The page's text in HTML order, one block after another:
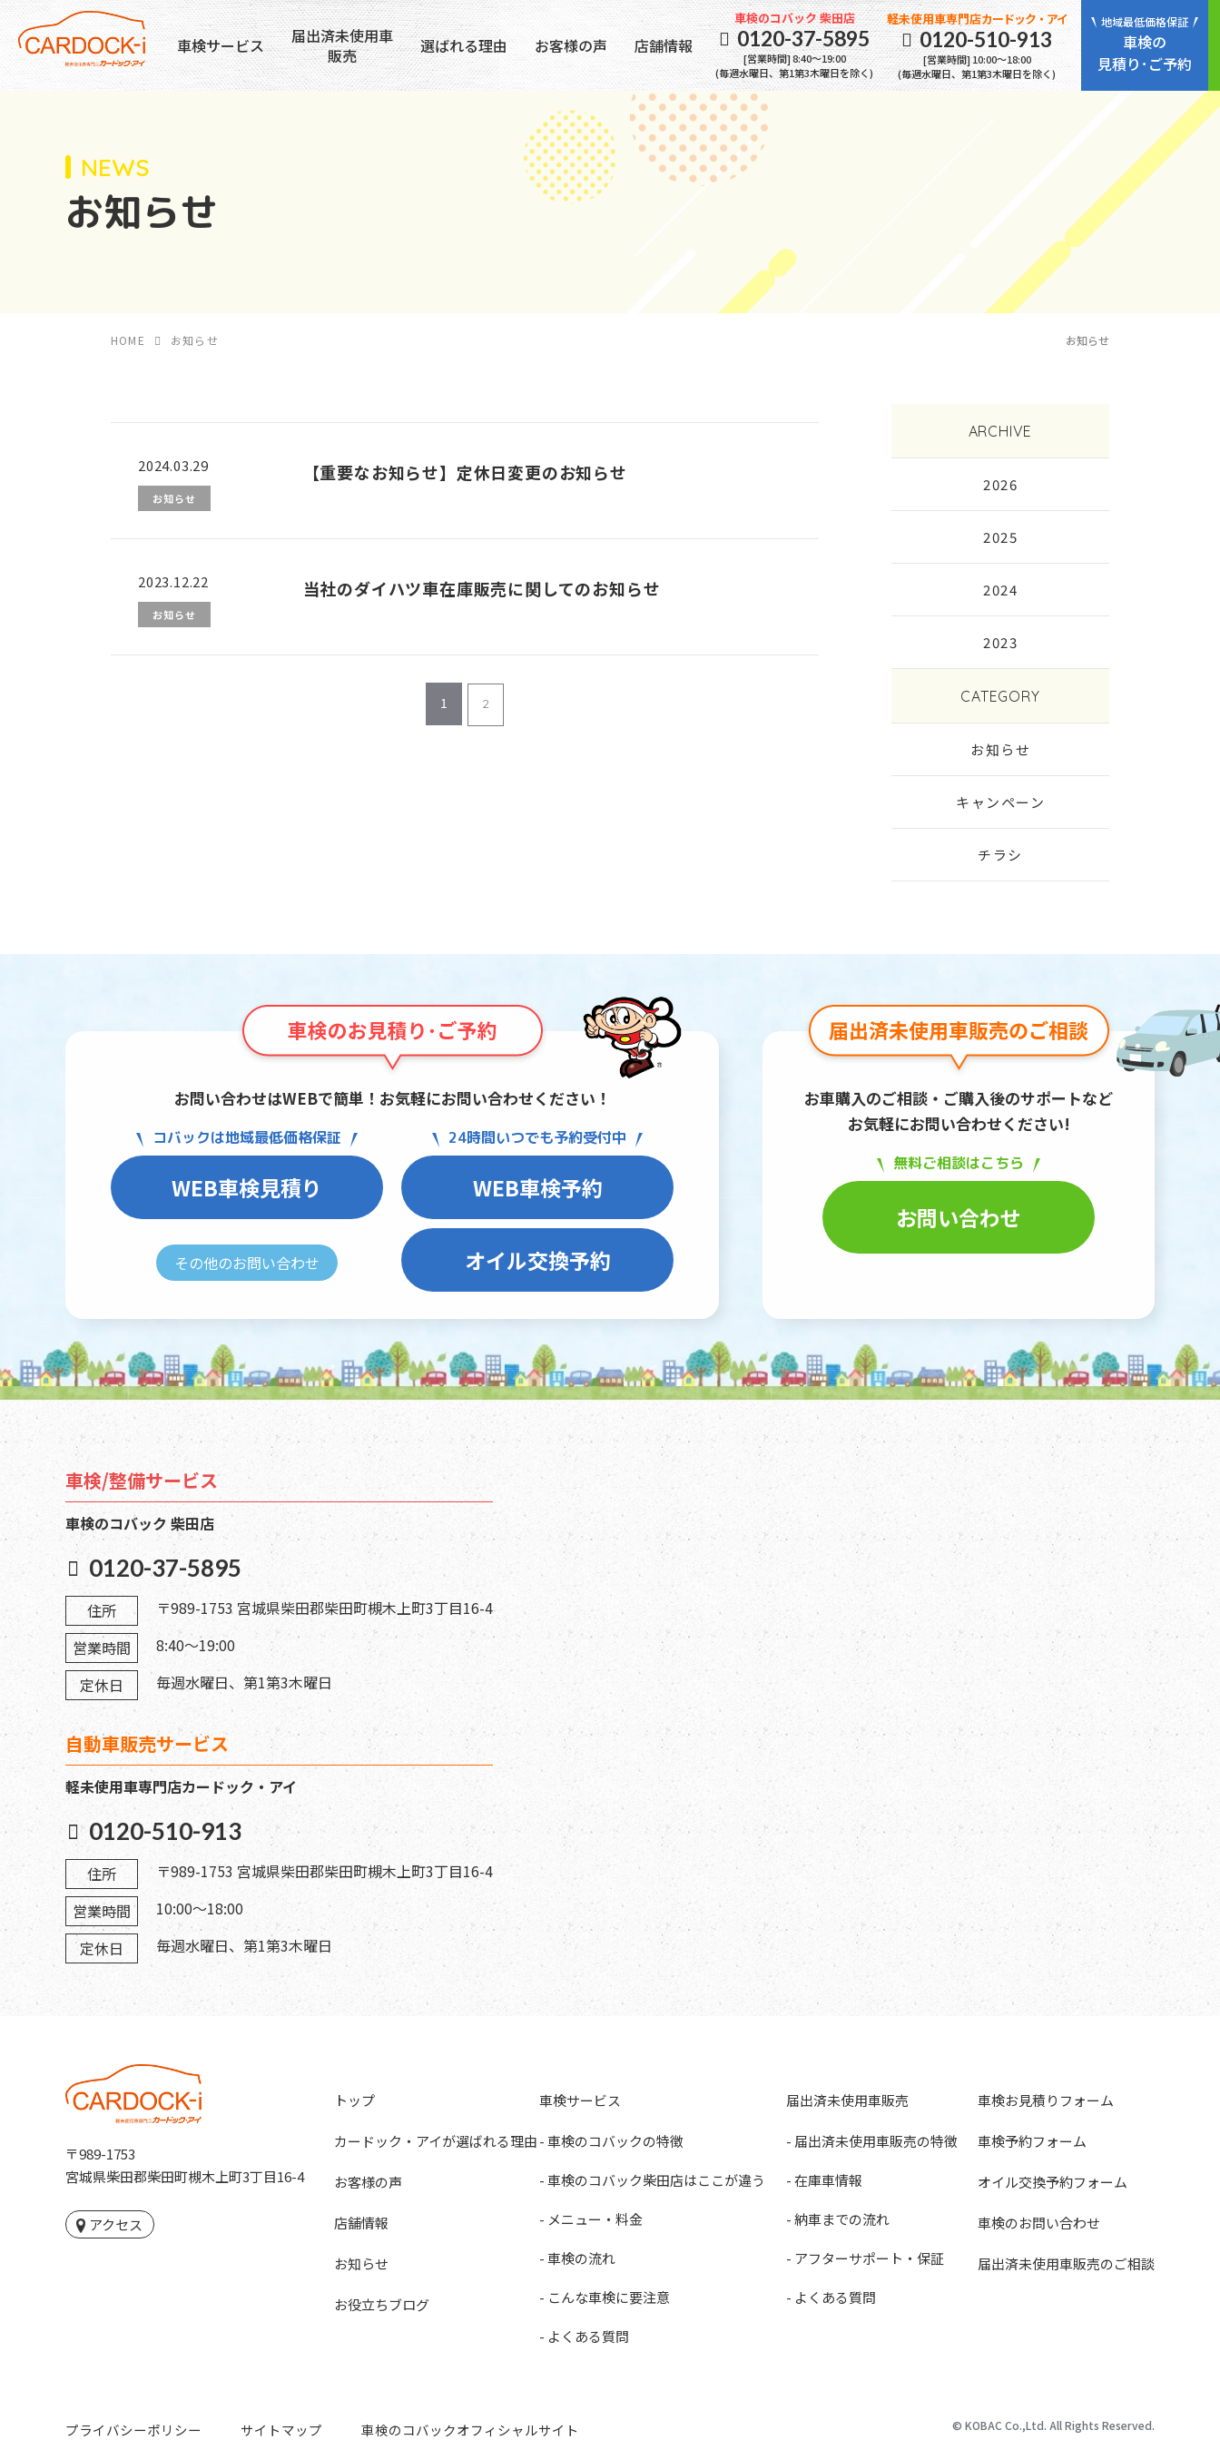
車検サービス
よくある質問
届出済未使用車
販売
アフターサポート・保証 よくある質問
選ばれる理由 お客様の声 店舗情報
車検のコバック 柴田店
0120-37-5895
[営業時間] 8:40～19:00
(毎週水曜日、第1第3木曜日を除く)
軽未使用車専門店カードック・アイ
0120-510-913
[営業時間] 10:00～18:00
(毎週水曜日、第1第3木曜日を除く)
地域最低価格保証
車検の
見積り･ご予約
お知らせ
NEWS
お知らせ
HOME お知らせ
2024.03.29
お知らせ
【重要なお知らせ】定休日変更のお知らせ
2023.12.22
お知らせ
当社のダイハツ車在庫販売に関してのお知らせ
1 2
ARCHIVE
2026
2025
2024
2023
CATEGORY
お知らせ
キャンペーン
チラシ
お問い合わせはWEBで簡単！お気軽にお問い合わせください！
コバックは地域最低価格保証
WEB車検見積り
その他のお問い合わせ
24時間いつでも予約受付中
WEB車検予約
オイル交換予約
お車購入のご相談・ご購入後のサポートなど
お気軽にお問い合わせください!
無料ご相談はこちら
お問い合わせ
車検/整備サービス
車検のコバック 柴田店
0120-37-5895
住所
〒989-1753 宮城県柴田郡柴田町槻木上町3丁目16-4
営業時間
8:40～19:00
定休日
毎週水曜日、第1第3木曜日
自動車販売サービス
軽未使用車専門店カードック・アイ
0120-510-913
住所
〒989-1753 宮城県柴田郡柴田町槻木上町3丁目16-4
営業時間
10:00～18:00
定休日
毎週水曜日、第1第3木曜日
〒989-1753
宮城県柴田郡柴田町槻木上町3丁目16-4
アクセス
トップ
カードック・アイが選ばれる理由
お客様の声
店舗情報
お知らせ
お役立ちブログ
車検サービス
- 車検のコバックの特徴
- 車検のコバック柴田店はここが違う
- メニュー・料金
- 車検の流れ
- こんな車検に要注意
- よくある質問
届出済未使用車販売
- 届出済未使用車販売の特徴
- 在庫車情報
- 納車までの流れ
- アフターサポート・保証
- よくある質問
車検お見積りフォーム
車検予約フォーム
オイル交換予約フォーム
車検のお問い合わせ
届出済未使用車販売のご相談
プライバシーポリシー サイトマップ 車検のコバックオフィシャルサイト © KOBAC Co.,Ltd. All Rights Reserved.